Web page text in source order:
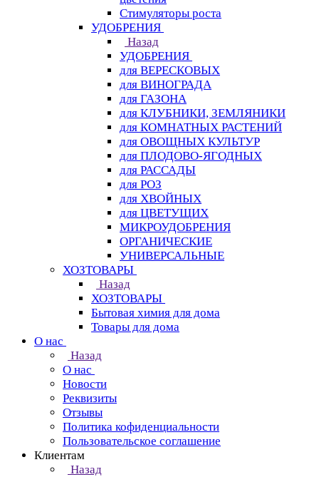
Стимуляторы роста
УДОБРЕНИЯ
Назад
УДОБРЕНИЯ
для ВЕРЕСКОВЫХ
для ВИНОГРАДА
для ГАЗОНА
для КЛУБНИКИ, ЗЕМЛЯНИКИ
для КОМНАТНЫХ РАСТЕНИЙ
для ОВОЩНЫХ КУЛЬТУР
для ПЛОДОВО-ЯГОДНЫХ
для РАССАДЫ
для РОЗ
для ХВОЙНЫХ
для ЦВЕТУЩИХ
МИКРОУДОБРЕНИЯ
ОРГАНИЧЕСКИЕ
УНИВЕРСАЛЬНЫЕ
ХОЗТОВАРЫ
Назад
ХОЗТОВАРЫ
Бытовая химия для дома
Товары для дома
О нас
Назад
О нас
Новости
Реквизиты
Отзывы
Политика кофиденциальности
Пользовательское соглашение
Клиентам
Назад